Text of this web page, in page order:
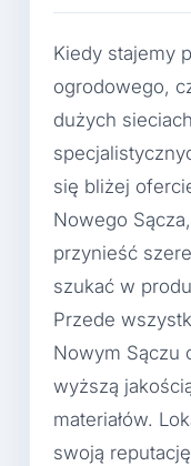
Kiedy stajemy
ogrodowego,
dużych
się bliżej
Nowego
przynieść
szukać w
Przede
Nowym Sączu
wyższą
materiałów.
swoją